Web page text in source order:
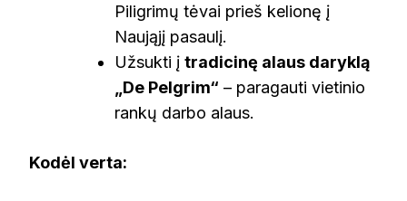
Piligrimų tėvai prieš kelionę į
Naująjį pasaulį.
Užsukti į tradicinę alaus daryklą
„De Pelgrim“ – paragauti vietinio
rankų darbo alaus.
Kodėl verta: